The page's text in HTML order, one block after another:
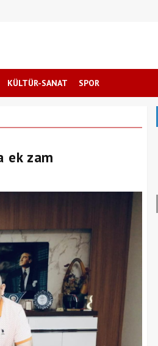
KÜLTÜR-SANAT SPOR
ek zam